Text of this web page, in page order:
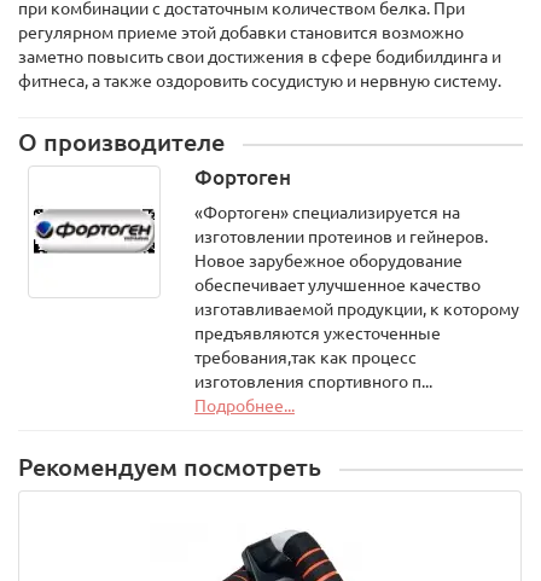
при комбинации с достаточным количеством белка. При
регулярном приеме этой добавки становится возможно
заметно повысить свои достижения в сфере бодибилдинга и
фитнеса, а также оздоровить сосудистую и нервную систему.
О производителе
Фортоген
«Фортоген» специализируется на
изготовлении протеинов и гейнеров.
Новое зарубежное оборудование
обеспечивает улучшенное качество
изготавливаемой продукции, к которому
предъявляются ужесточенные
требования,так как процесс
изготовления спортивного п...
Подробнее...
Рекомендуем посмотреть